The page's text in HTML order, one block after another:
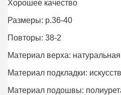
Хорошее качество
Размеры: р.36-40
Повторы: 38-2
Материал верха:
Материал подкладки:
Материал подошвы: